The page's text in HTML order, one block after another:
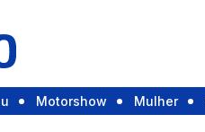
Motorshow Mulher